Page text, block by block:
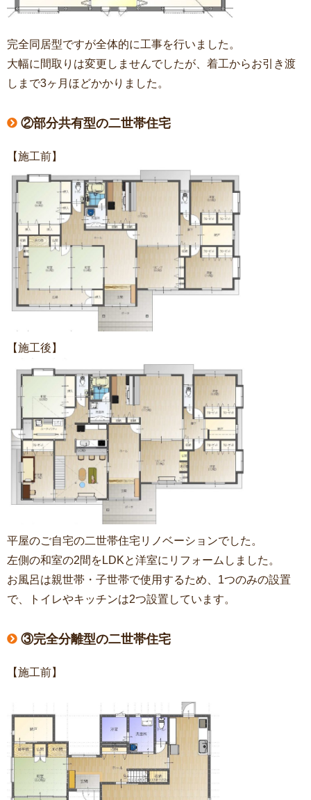
完全同居型ですが全体的に工事を行いました。
大幅に間取りは変更しませんでしたが、着工からお引き渡
しまで3ヶ月ほどかかりました。
②部分共有型の二世帯住宅
【施工前】
【施工後】
平屋のご自宅の二世帯住宅リノベーションでした。
左側の和室の2間をLDKと洋室にリフォームしました。
お風呂は親世帯・子世帯で使用するため、1つのみの設置
で、トイレやキッチンは2つ設置しています。
③完全分離型の二世帯住宅
【施工前】